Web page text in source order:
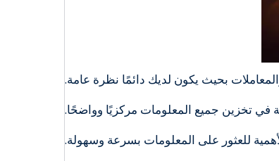
بحيث يكون لديك دائمًا نظرة عامة.
في تخزين جميع المعلومات مركزيًا وواضحًا.
للعثور على المعلومات بسرعة وسهولة.